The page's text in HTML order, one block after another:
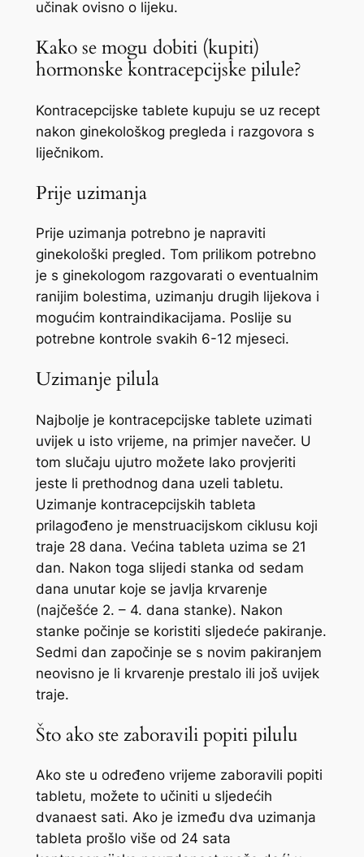
učinak ovisno o lijeku.
Kako se mogu dobiti (kupiti)
hormonske kontracepcijske pilule?
Kontracepcijske tablete kupuju se uz recept
nakon ginekološkog pregleda i razgovora s
liječnikom.
Prije uzimanja
Prije uzimanja potrebno je napraviti
ginekološki pregled. Tom prilikom potrebno
je s ginekologom razgovarati o eventualnim
ranijim bolestima, uzimanju drugih lijekova i
mogućim kontraindikacijama. Poslije su
potrebne kontrole svakih 6-12 mjeseci.
Uzimanje pilula
Najbolje je kontracepcijske tablete uzimati
uvijek u isto vrijeme, na primjer navečer. U
tom slučaju ujutro možete lako provjeriti
jeste li prethodnog dana uzeli tabletu.
Uzimanje kontracepcijskih tableta
prilagođeno je menstruacijskom ciklusu koji
traje 28 dana. Većina tableta uzima se 21
dan. Nakon toga slijedi stanka od sedam
dana unutar koje se javlja krvarenje
(najčešće 2. – 4. dana stanke). Nakon
stanke počinje se koristiti sljedeće pakiranje.
Sedmi dan započinje se s novim pakiranjem
neovisno je li krvarenje prestalo ili još uvijek
traje.
Što ako ste zaboravili popiti pilulu
Ako ste u određeno vrijeme zaboravili popiti
tabletu, možete to učiniti u sljedećih
dvanaest sati. Ako je između dva uzimanja
tableta prošlo više od 24 sata